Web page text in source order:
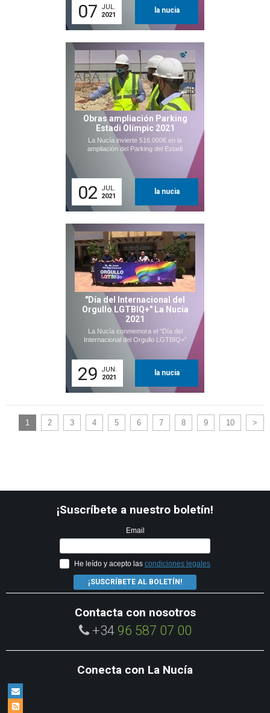
07
JUL.
2021
la nucia
Obras ampliación Parking
Estadi Olímpic 2021
La Nucía invierte 516.000€ en la
ampliación del Parking del Estadi
02
JUL.
2021
la nucia
"Día del Internacional del
Orgullo LGTBIQ+" La Nucia
2021
La Nucía conmemora el "Día del
Internacional del Orgullo LGTBIQ+"
29
JUN.
2021
la nucia
1 2 3 4 5 6 7 8 9 10 >
¡Suscríbete a nuestro boletín!
Email
He leído y acepto las condiciones legales
¡SUSCRÍBETE AL BOLETÍN!
Contacta con nosotros
+34 96 587 07 00
Conecta con La Nucía